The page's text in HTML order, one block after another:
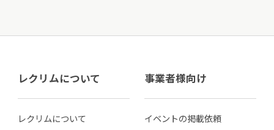
レクリムについて
レクリムについて
事業者様向け
イベントの掲載依頼